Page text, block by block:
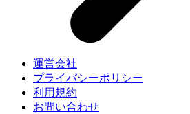
運営会社
プライバシーポリシー
利用規約
お問い合わせ